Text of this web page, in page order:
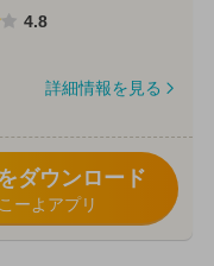
4.8
詳細情報を見る
ダウンロード
ーよアプリ